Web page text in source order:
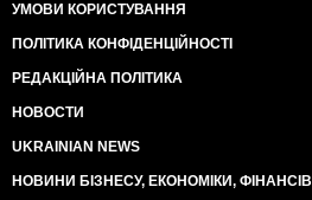
УМОВИ КОРИСТУВАННЯ
ПОЛІТИКА КОНФІДЕНЦІЙНОСТІ
РЕДАКЦІЙНА ПОЛІТИКА
НОВОСТИ
UKRAINIAN NEWS
НОВИНИ БІЗНЕСУ, ЕКОНОМІКИ, ФІНАНСІВ